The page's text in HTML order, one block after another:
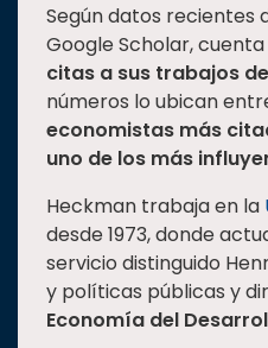
Según datos recientes
Google Scholar,
citas a sus trabajos
números lo ubican
economistas más
uno de los más
Heckman trabaja en la
desde 1973, donde
servicio distinguido
y políticas públicas y
Economía del